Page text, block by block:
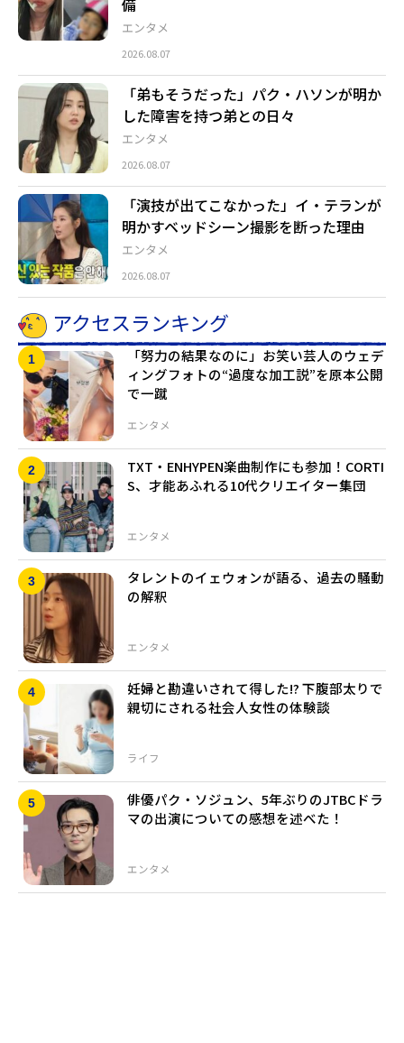
エンタメ
備
2026.08.07
エンタメ
「弟もそうだった」パク・ハソンが明か
した障害を持つ弟との日々
2026.08.07
エンタメ
「演技が出てこなかった」イ・テランが
明かすベッドシーン撮影を断った理由
2026.08.07
アクセスランキング
エンタメ
「努力の結果なのに」お笑い芸人のウェデ
ィングフォトの“過度な加工説”を原本公開
で一蹴
エンタメ
TXT・ENHYPEN楽曲制作にも参加！CORTI
S、才能あふれる10代クリエイター集団
エンタメ
タレントのイェウォンが語る、過去の騒動
の解釈
ライフ
妊婦と勘違いされて得した!? 下腹部太りで
親切にされる社会人女性の体験談
エンタメ
俳優パク・ソジュン、5年ぶりのJTBCドラ
マの出演についての感想を述べた！